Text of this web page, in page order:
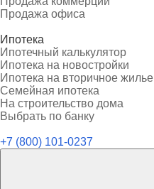
Продажа офиса
Ипотека
Ипотечный калькулятор
Ипотека на новостройки
Ипотека на вторичное жилье
Семейная ипотека
На строительство дома
Выбрать по банку
+7 (800) 101-0237